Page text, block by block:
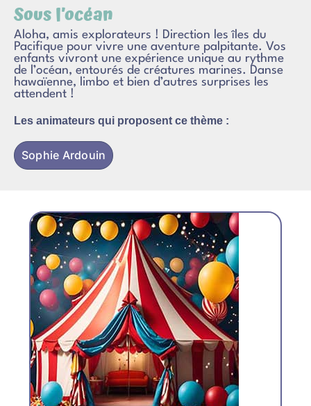
Sous l’océan
Aloha, amis explorateurs ! Direction les îles du
Pacifique pour vivre une aventure palpitante. Vos
enfants vivront une expérience unique au rythme
de l’océan, entourés de créatures marines. Danse
hawaïenne, limbo et bien d’autres surprises les
attendent !
Les animateurs qui proposent ce thème :
Sophie Ardouin